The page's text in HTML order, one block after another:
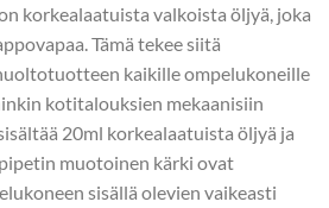
korkealaatuista valkoista öljyä, joka
Tämä tekee siitä
kaikille ompelukoneille
kotitalouksien mekaanisiin
20ml korkealaatuista öljyä ja
muotoinen kärki ovat
sisällä olevien vaikeasti